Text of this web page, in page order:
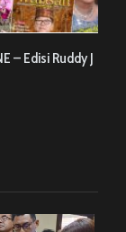
– Edisi Ruddy J